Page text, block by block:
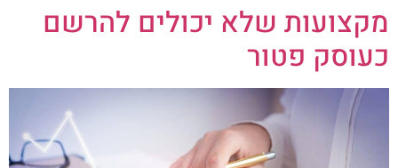
מקצועות שלא יכולים להרשם
כעוסק פטור